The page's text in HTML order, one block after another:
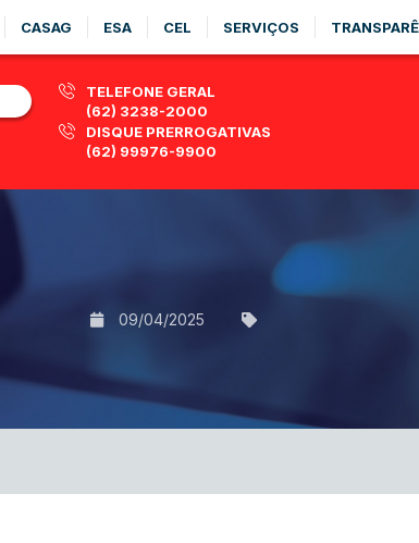
CASAG ESA CEL SERVIÇOS
TELEFONE GERAL
(62) 3238-2000
DISQUE PRERROGATIVAS
(62) 99976-9900
09/04/2025